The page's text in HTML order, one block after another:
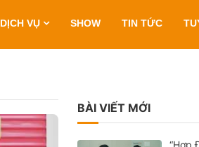
DỊCH VỤ SHOW TIN TỨC
BÀI VIẾT MỚI
“Hợp